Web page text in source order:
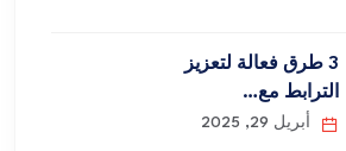
3 طرق فعالة لتعزيز
الترابط مع…
أبريل 29, 2025